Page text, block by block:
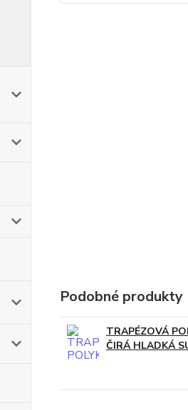
Podobné produkty
TRAPÉZOVÁ
ČIRÁ HLADKÁ